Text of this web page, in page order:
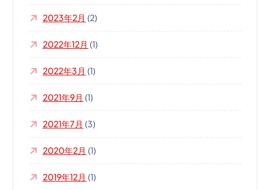
2023年2月 (2)
2022年12月 (1)
2022年3月 (1)
2021年9月 (1)
2021年7月 (3)
2020年2月 (1)
2019年12月 (1)